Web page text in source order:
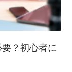
？初心者に